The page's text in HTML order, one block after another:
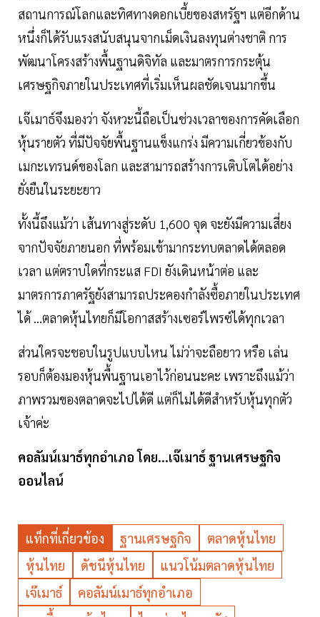
สถานการณ์โลกและทิศทางดอกเบี้ยของสหรัฐฯ แต่อีกด้าน
หนึ่งก็ได้รับแรงสนับสนุนจากเม็ดเงินลงทุนต่างชาติ การ
พัฒนาโครงสร้างพื้นฐานดิจิทัล และมาตรการกระตุ้น
เศรษฐกิจภายในประเทศที่เริ่มเห็นผลชัดเจนมากขึ้น
เจ๊เมาธ์จึงมองว่า จังหวะนี้ถือเป็นช่วงเวลาของการคัดเลือก
หุ้นรายตัว ที่มีปัจจัยพื้นฐานแข็งแกร่ง มีความเกี่ยวข้องกับ
เมกะเทรนด์ของโลก และสามารถสร้างการเติบโตได้อย่าง
ยั่งยืนในระยะยาว
ทั้งนี้ถึงแม้ว่า เส้นทางสู่ระดับ 1,600 จุด จะยังมีความเสี่ยง
จากปัจจัยภายนอก ที่พร้อมเข้ามากระทบตลาดได้ตลอด
เวลา แต่ตราบใดที่กระแส FDI ยังเดินหน้าต่อ และ
มาตรการภาครัฐยังสามารถประคองกำลังซื้อภายในประเทศ
ได้ ...ตลาดหุ้นไทยก็มีโอกาสสร้างเซอร์ไพรซ์ได้ทุกเวลา
ส่วนใครจะชอบในรูปแบบไหน ไม่ว่าจะถือยาว หรือ เล่น
รอบก็ต้องมองหุ้นพื้นฐานเอาไว้ก่อนนะคะ เพราะถึงแม้ว่า
ภาพรวมของตลาดจะไปได้ดี แต่ก็ไม่ได้ดีสำหรับหุ้นทุกตัว
เจ้าค่ะ
คอลัมน์เมาธ์ทุกอำเภอ โดย...เจ๊เมาธ์ ฐานเศรษฐกิจ
ออนไลน์
แท็กที่เกี่ยวข้อง ฐานเศรษฐกิจ
ตลาดหุ้นไทย
หุ้นไทย
ดัชนีหุ้นไทย
แนวโน้มตลาดหุ้นไทย
เจ๊เมาธ์
คอลัมน์เมาธ์ทุกอำเภอ